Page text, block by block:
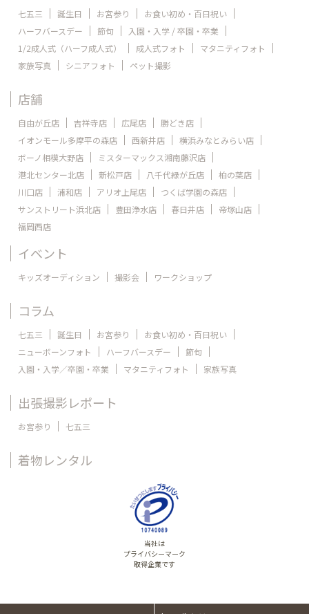
七五三 誕生日 お宮参り
お食い初め・百日祝い
ハーフバースデー
節句
入園・入学 / 卒園・卒業
1/2成人式（ハーフ成人式）
成人式フォト
マタニティフォト
家族写真
シニアフォト ペット撮影
店舗
自由が丘店 吉祥寺店 広尾店
勝どき店
イオンモール多摩平の森店
西新井店
横浜みなとみらい店
ボーノ相模大野店
ミスターマックス湘南藤沢店
港北センター北店
新松戸店 八千代緑が丘店
柏の葉店
川口店
浦和店 アリオ上尾店
つくば学園の森店
サンストリート浜北店
豊田浄水店 春日井店
帝塚山店
福岡西店
イベント
キッズオーディション 撮影会 ワークショップ
コラム
七五三 誕生日 お宮参り
お食い初め・百日祝い
ニューボーンフォト
ハーフバースデー
節句
入園・入学／卒園・卒業
マタニティフォト 家族写真
出張撮影レポート
お宮参り 七五三
着物レンタル
当社は
プライバシーマーク
取得企業です